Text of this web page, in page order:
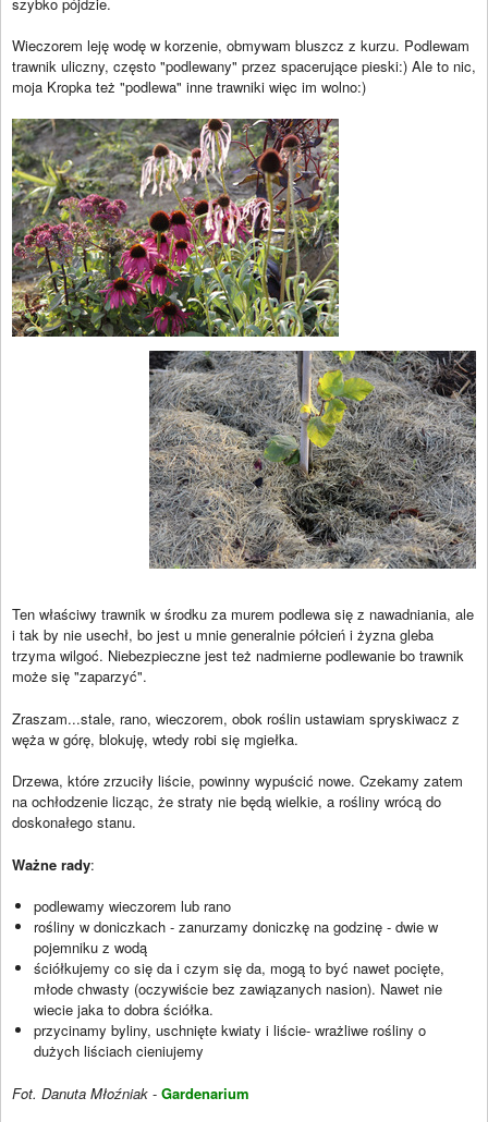
Wieczorem leję wodę w korzenie, obmywam bluszcz z kurzu. Podlewam
trawnik uliczny, często "podlewany" przez spacerujące pieski:) Ale to nic,
moja Kropka też "podlewa" inne trawniki więc im wolno:)
Ten właściwy trawnik w środku za murem podlewa się z nawadniania, ale
i tak by nie usechł, bo jest u mnie generalnie półcień i żyzna gleba
trzyma wilgoć. Niebezpieczne jest też nadmierne podlewanie bo trawnik
może się "zaparzyć".
Zraszam...stale, rano, wieczorem, obok roślin ustawiam spryskiwacz z
węża w górę, blokuję, wtedy robi się mgiełka.
Drzewa, które zrzuciły liście, powinny wypuścić nowe. Czekamy zatem
na ochłodzenie licząc, że straty nie będą wielkie, a rośliny wrócą do
doskonałego stanu.
Ważne rady:
podlewamy wieczorem lub rano
rośliny w doniczkach - zanurzamy doniczkę na godzinę - dwie w
pojemniku z wodą
ściółkujemy co się da i czym się da, mogą to być nawet pocięte,
młode chwasty (oczywiście bez zawiązanych nasion). Nawet nie
wiecie jaka to dobra ściółka.
przycinamy byliny, uschnięte kwiaty i liście- wrażliwe rośliny o
dużych liściach cieniujemy
Fot. Danuta Młoźniak - Gardenarium